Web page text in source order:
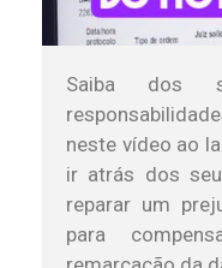
Saiba dos
neste vídeo ao
ir atrás dos
reparar um
para